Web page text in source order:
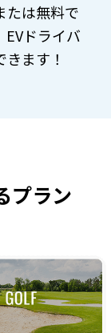
たは無料で
ドライバ
ます！
プラン